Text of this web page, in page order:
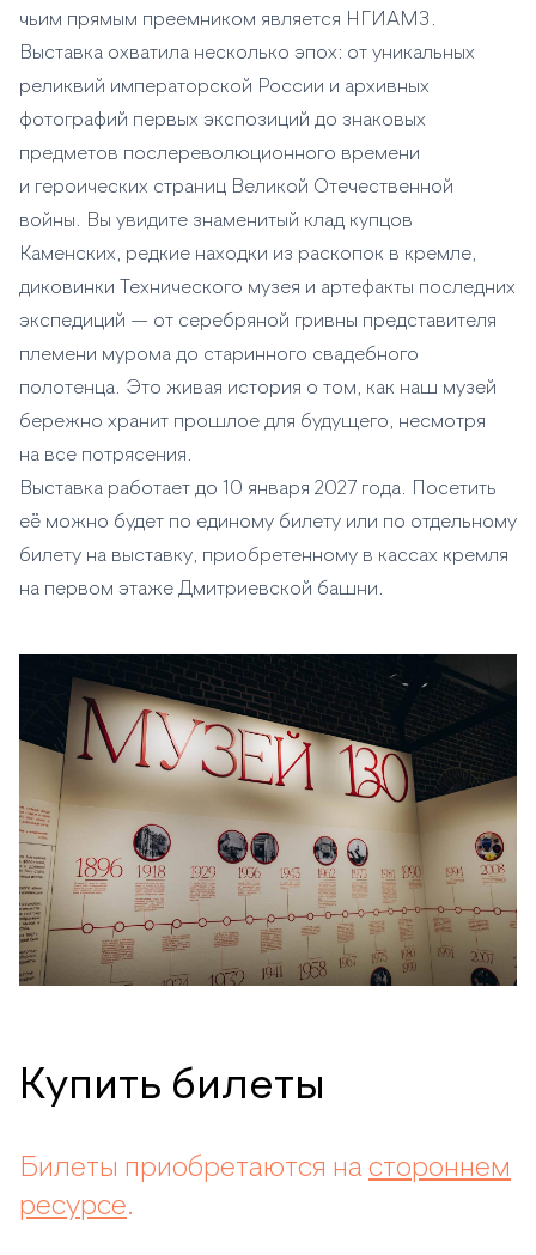
чьим прямым преемником является НГИАМЗ.
Выставка охватила несколько эпох: от уникальных
реликвий императорской России и архивных
фотографий первых экспозиций до знаковых
предметов послереволюционного времени
и героических страниц Великой Отечественной
войны. Вы увидите знаменитый клад купцов
Каменских, редкие находки из раскопок в кремле,
диковинки Технического музея и артефакты последних
экспедиций — от серебряной гривны представителя
племени мурома до старинного свадебного
полотенца. Это живая история о том, как наш музей
бережно хранит прошлое для будущего, несмотря
на все потрясения.
Выставка работает до 10 января 2027 года. Посетить
её можно будет по единому билету или по отдельному
билету на выставку, приобретенному в кассах кремля
на первом этаже Дмитриевской башни.
Купить билеты
Билеты приобретаются на стороннем
ресурсе.